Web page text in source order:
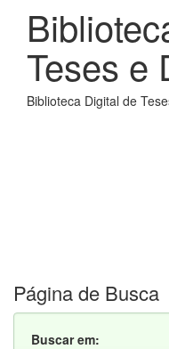
Teses e
Biblioteca Digital de
Página de Busca
Buscar em: